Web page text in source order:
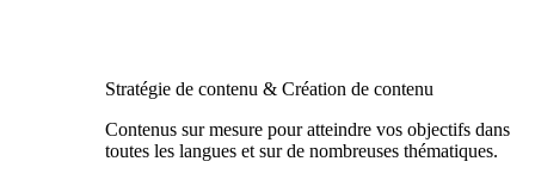
Stratégie de contenu & Création de contenu
Contenus sur mesure pour atteindre vos objectifs dans
toutes les langues et sur de nombreuses thématiques.